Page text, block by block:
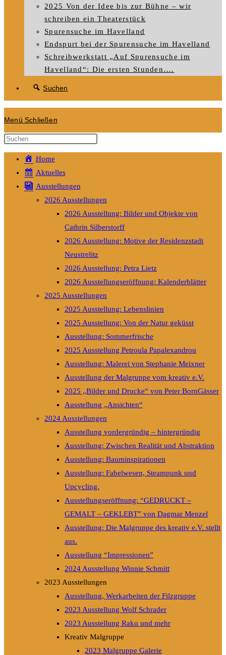
2025 Von der Idee bis zur Bühne – wir
schreiben ein Theaterstück
Spurensuche im Havelland
Endspurt bei der Spurensuche im Havelland
Schreibwerkstatt „Auf Spurensuche im
Havelland“: Die ersten Stunden….
Suchen
Menü Schließen
Diese
Website
durchsuchen
Home
Aktuelles
Ausstellungen
2026 Ausstellungen
2026 Ausstellung: Bilder und Objekte von
Cathrin Silberstorff
2026 Ausstellung: Motive der Residenzstadt
Neustrelitz
2026 Ausstellung: Petra Lietz
2026 Ausstellungseröffnung: Kalenderblätter
2025 Ausstellungen
2025 Ausstellung: Lebenslinien
2025 Ausstellung: Von der Natur geküsst
Ausstellung: Sommerfrische
2025 Ausstellung Petroula Papalexandrou
Ausstellung: Malerei von Stephanie Meixner
Ausstellung der Malgruppe vom kreativ e.V.
2025 „Bilder und Drucke“ von Peter BornGässer
Ausstellung „Ansichten“
2024 Ausstellungen
Ausstellung vordergründig – hintergründig
Ausstellung: Zwischen Realität und Abstraktion
Ausstellung: Bauminspirationen
Ausstellung: Fabelwesen, Steampunk und
Upcycling.
Ausstellungseröffnung: “GEDRUCKT –
GEMALT – GEKLEBT” von Dagmar Menzel
Ausstellung: Die Malgruppe des kreativ e.V. stellt
aus.
Ausstellung “Impressionen”
2024 Ausstellung Winnie Schmitt
2023 Ausstellungen
Ausstellung, Werkarbeiten der Filzgruppe
2023 Ausstellung Wolf Schrader
2023 Ausstellung Raku und mehr
Kreativ Malgruppe
2023 Malgruppe Galerie